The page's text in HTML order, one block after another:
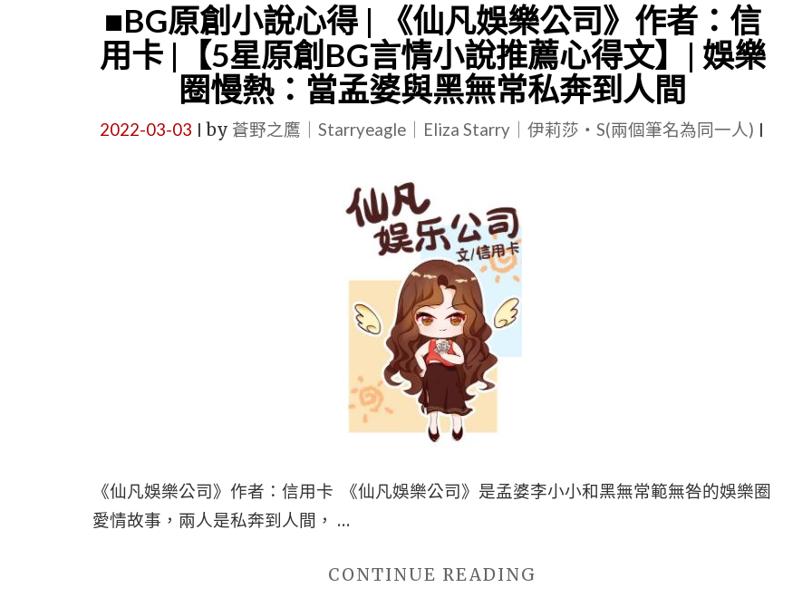
■BG原創小說心得 | 《仙凡娛樂公司》作者：信
用卡 |【5星原創BG言情小說推薦心得文】| 娛樂
圈慢熱：當孟婆與黑無常私奔到人間
2022-03-03 by 蒼野之鷹｜Starryeagle｜Eliza Starry｜伊莉莎・S(兩個筆名為同一人)
《仙凡娛樂公司》作者：信用卡 《仙凡娛樂公司》是孟婆李小小和黑無常範無咎的娛樂圈
愛情故事，兩人是私奔到人間， …
CONTINUE READING